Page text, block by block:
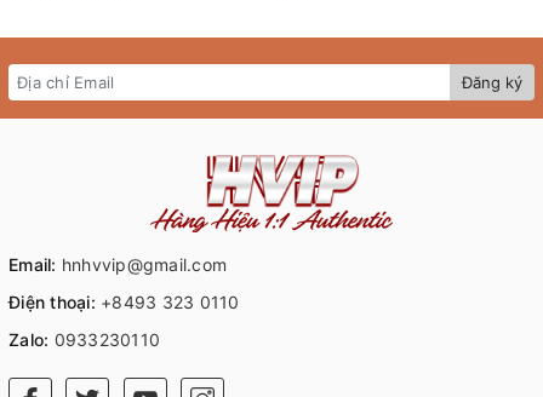
Đăng ký
Email: hnhvvip@gmail.com
Điện thoại: +8493 323 0110
Zalo: 0933230110